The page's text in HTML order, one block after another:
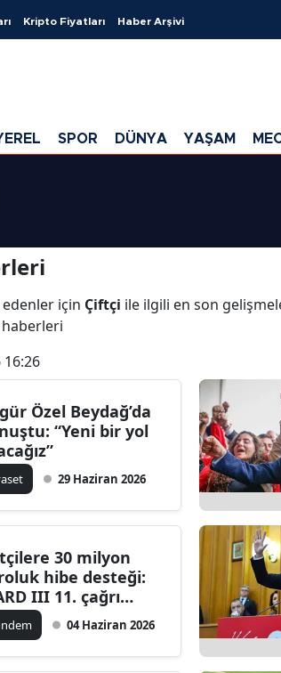
Kripto Fiyatları Haber Arşivi
SPOR DÜNYA YAŞAM
için Çiftçi ile ilgili en son
16:26
Özel Beydağ’da
“Yeni bir yol
29 Haziran 2026
30 milyon
hibe desteği:
III 11. çağrı
04 Haziran 2026